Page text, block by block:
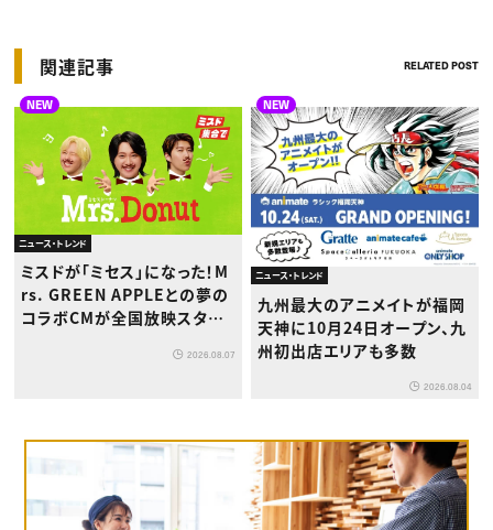
関連記事 RELATED POST
NEW
ニュース・トレンド
ミスドが「ミセス」になった！M
rs. GREEN APPLEとの夢の
コラボCMが全国放映スター
2026.08.07
NEW
ニュース・トレンド
九州最大のアニメイトが福岡
天神に10月24日オープン、九
州初出店エリアも多数
2026.08.04